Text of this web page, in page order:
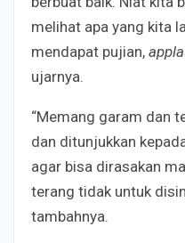
melihat apa yang kita
mendapat pujian,
ujarnya.
“Memang garam dan
dan ditunjukkan
agar bisa dirasakan
terang tidak untuk
tambahnya.